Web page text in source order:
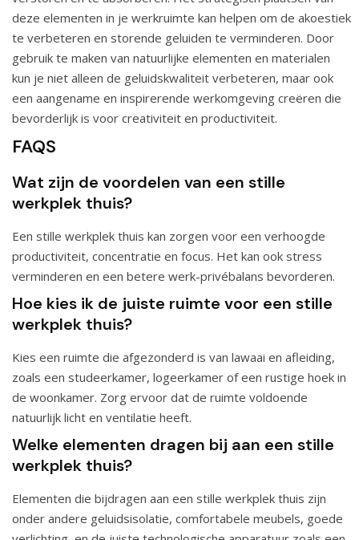
deze elementen in je werkruimte kan helpen om de akoestiek
te verbeteren en storende geluiden te verminderen. Door
gebruik te maken van natuurlijke elementen en materialen
kun je niet alleen de geluidskwaliteit verbeteren, maar ook
een aangename en inspirerende werkomgeving creëren die
bevorderlijk is voor creativiteit en productiviteit.
FAQS
Wat zijn de voordelen van een stille
werkplek thuis?
Een stille werkplek thuis kan zorgen voor een verhoogde
productiviteit, concentratie en focus. Het kan ook stress
verminderen en een betere werk-privébalans bevorderen.
Hoe kies ik de juiste ruimte voor een stille
werkplek thuis?
Kies een ruimte die afgezonderd is van lawaai en afleiding,
zoals een studeerkamer, logeerkamer of een rustige hoek in
de woonkamer. Zorg ervoor dat de ruimte voldoende
natuurlijk licht en ventilatie heeft.
Welke elementen dragen bij aan een stille
werkplek thuis?
Elementen die bijdragen aan een stille werkplek thuis zijn
onder andere geluidsisolatie, comfortabele meubels, goede